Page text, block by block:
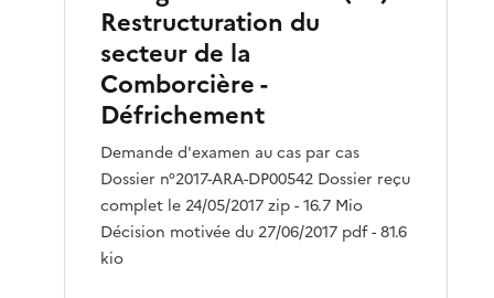
Restructuration du
secteur de la
Comborcière -
Défrichement
Demande d'examen au cas par cas
Dossier n°2017-ARA-DP00542 Dossier reçu
complet le 24/05/2017 zip - 16.7 Mio
Décision motivée du 27/06/2017 pdf - 81.6
kio